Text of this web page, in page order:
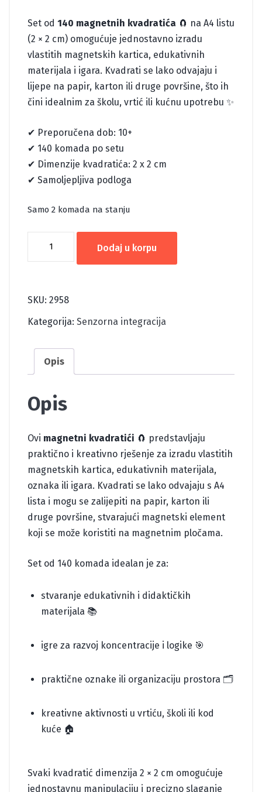
Set od 140 magnetnih kvadratića 🧲 na A4 listu
(2 × 2 cm) omogućuje jednostavno izradu
vlastitih magnetskih kartica, edukativnih
materijala i igara. Kvadrati se lako odvajaju i
lijepe na papir, karton ili druge površine, što ih
čini idealnim za školu, vrtić ili kućnu upotrebu ✨
✔ Preporučena dob: 10+
✔ 140 komada po setu
✔ Dimenzije kvadratića: 2 x 2 cm
✔ Samoljepljiva podloga
Samo 2 komada na stanju
Dodaj u korpu
SKU: 2958
Kategorija: Senzorna integracija
Opis
Opis
Ovi magnetni kvadratići 🧲 predstavljaju
praktično i kreativno rješenje za izradu vlastitih
magnetskih kartica, edukativnih materijala,
oznaka ili igara. Kvadrati se lako odvajaju s A4
lista i mogu se zalijepiti na papir, karton ili
druge površine, stvarajući magnetski element
koji se može koristiti na magnetnim pločama.
Set od 140 komada idealan je za:
stvaranje edukativnih i didaktičkih
materijala 📚
igre za razvoj koncentracije i logike 🎯
praktične oznake ili organizaciju prostora 🗂️
kreativne aktivnosti u vrtiću, školi ili kod
kuće 🏠
Svaki kvadratić dimenzija 2 × 2 cm omogućuje
jednostavnu manipulaciju i precizno slaganje